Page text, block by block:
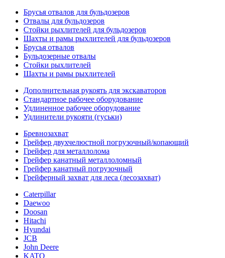
Брусья отвалов для бульдозеров
Отвалы для бульдозеров
Стойки рыхлителей для бульдозеров
Шахты и рамы рыхлителей для бульдозеров
Брусья отвалов
Бульдозерные отвалы
Стойки рыхлителей
Шахты и рамы рыхлителей
Дополнительная рукоять для экскаваторов
Стандартное рабочее оборудование
Удлиненное рабочее оборудование
Удлинители рукояти (гуськи)
Бревнозахват
Грейфер двухчелюстной погрузочный/копающий
Грейфер для металлолома
Грейфер канатный металлоломный
Грейфер канатный погрузочный
Грейферный захват для леса (лесозахват)
Caterpillar
Daewoo
Doosan
Hitachi
Hyundai
JCB
John Deere
KATO